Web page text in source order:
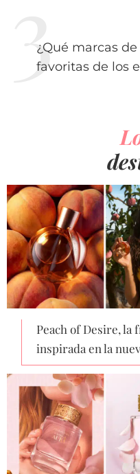
¿Qué marcas
favoritas de los
Peach of Desire, la
inspirada en la